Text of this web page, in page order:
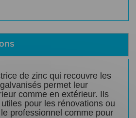
de zinc qui recouvre les
permet leur
comme en extérieur. Ils
pour les rénovations ou
professionnel comme pour